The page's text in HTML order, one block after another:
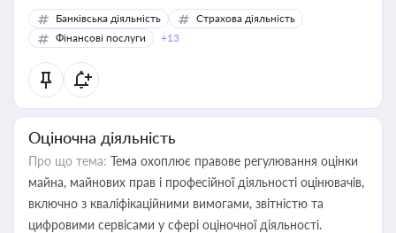
Банківська діяльність
Страхова діяльність
Фінансові послуги
+13
Оціночна діяльність
Про що тема: Тема охоплює правове регулювання оцінки
майна, майнових прав і професійної діяльності оцінювачів,
включно з кваліфікаційними вимогами, звітністю та
цифровими сервісами у сфері оціночної діяльності.